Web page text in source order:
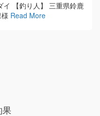
イ 【釣り人】 三重県鈴鹿
Read More
果